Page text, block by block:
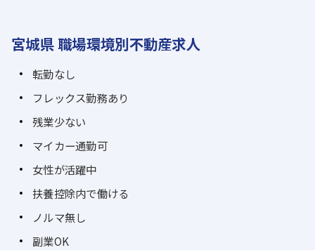
宮城県 職場環境別不動産求人
転勤なし
フレックス勤務あり
残業少ない
マイカー通勤可
女性が活躍中
扶養控除内で働ける
ノルマ無し
副業OK